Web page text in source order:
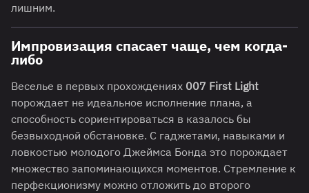
лишним.
Импровизация спасает чаще, чем когда-
либо
Веселье в первых прохождениях 007 First Light
порождает не идеальное исполнение плана, а
способность сориентироваться в казалось бы
безвыходной обстановке. С гаджетами, навыками и
ловкостью молодого Джеймса Бонда это порождает
множество запоминающихся моментов. Стремление к
перфекционизму можно отложить до второго